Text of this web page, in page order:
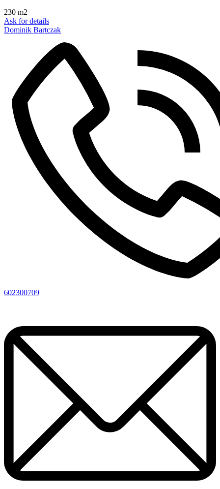
230 m2
Ask for details
Dominik Bartczak
602300709